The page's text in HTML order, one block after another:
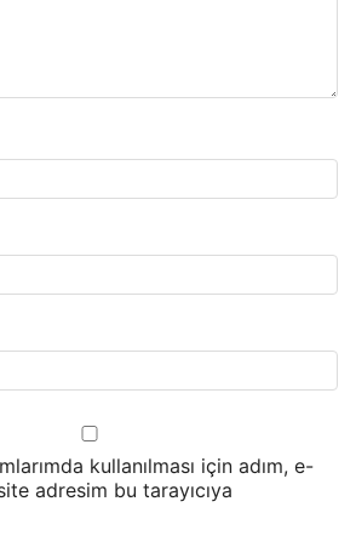
kullanılması için adım, e-
adresim bu tarayıcıya